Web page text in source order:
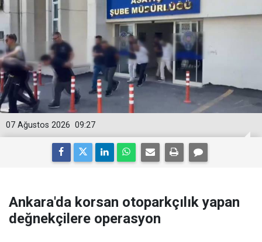
09:27
07 Ağustos 2026
Ankara'da korsan otoparkçılık yapan
değnekçilere operasyon